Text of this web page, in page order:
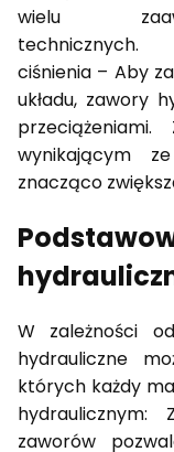
wielu
technicznych.
ciśnienia – Aby
układu, zawory
wynikającym
znacząco
W zależności
hydrauliczne
których każdy
zaworów